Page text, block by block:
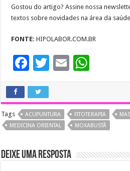
Gostou do artigo? Assine nossa
textos sobre novidades na área da
FONTE:HIPOLABOR.COM.BR
F
e
b
o
k
T
er
E
l
sA
p
Tags ACUPUNTURA FITOTERAPIA
MEDICINA ORIENTAL
MOXABUSTÃ
Deixe uma resposta